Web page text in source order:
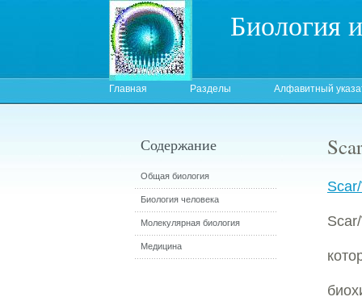
Биология
Главная Разделы Алфавитный
Содержание
Общая биология
Биология человека
Молекулярная биология
Медицина